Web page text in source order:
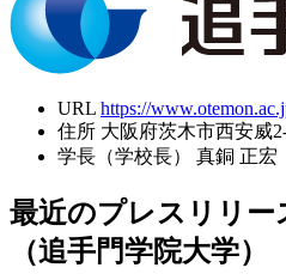
URL https://
住所 大阪府茨木市西安威
学長（学校長）
真銅 正宏
最近のプレスリリー
（追手門学院大学）